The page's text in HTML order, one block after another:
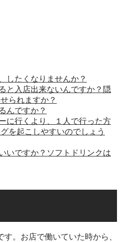
したくなりませんか？
と入店出来ないんですか？隠
られますか？
んですか？
に行くより、１人で行った方
を起こしやすいのでしょう
いですか？ソフトドリンクは
。お店で働いていた時から、